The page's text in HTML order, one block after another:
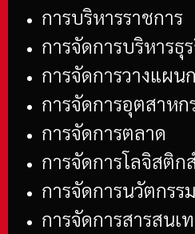
การบริหารราชการ
การจัดการบริหารธุ
การจัดการวางแผน
การจัดการอุตสาหก
การจัดการตลาด
การจัดการโลจิสติก
การจัดการนวัตกรรม
การจัดการสารสนเ